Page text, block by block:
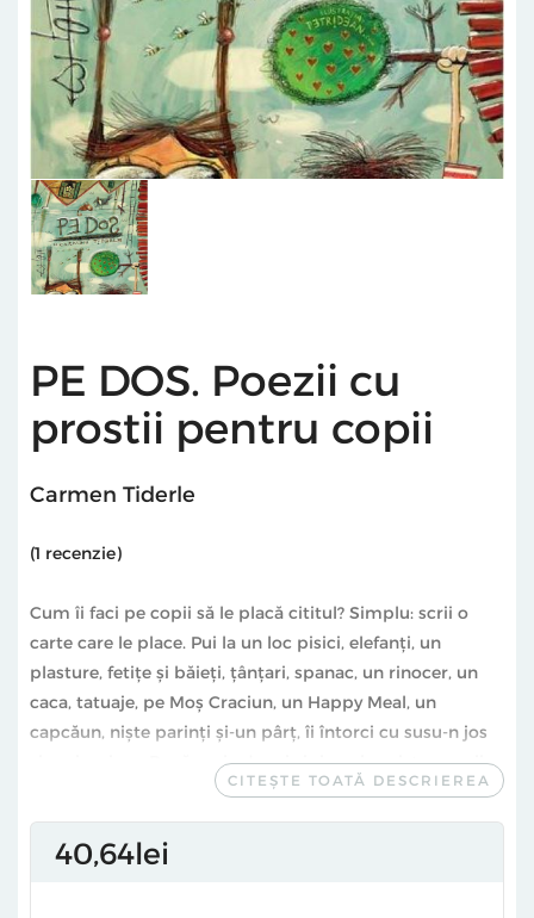
PE DOS. Poezii cu
prostii pentru copii
Carmen Tiderle
(1 recenzie)
Cum îi faci pe copii să le placă cititul? Simplu: scrii o
carte care le place. Pui la un loc pisici, elefanți, un
plasture, fetițe și băieți, țânțari, spanac, un rinocer, un
caca, tatuaje, pe Moș Craciun, un Happy Meal, un
capcăun, niște parinți și-un pârț, îi întorci cu susu-n jos
și vezi ce iese. Dacă mai adaugi și rime, ies niște poezii
cu prostii pentru copii în care o pisică, în loc să crească,
se face mai mica și devine parazit, elefantul se satură de
legănat și gonește prin oraș într-o motocicletă cu ataș, o
CITEȘTE TOATĂ DESCRIEREA
40 64lei